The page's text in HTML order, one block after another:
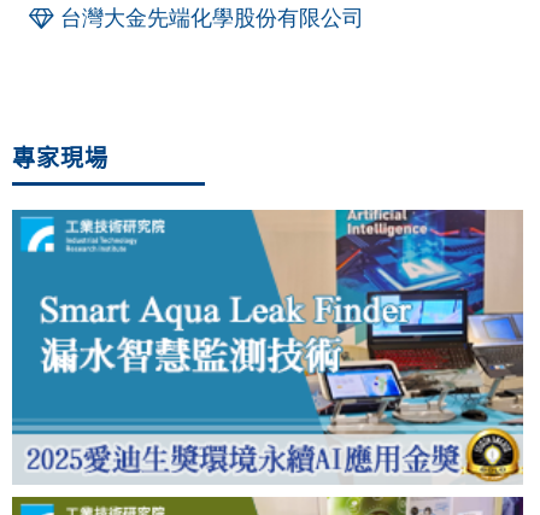
台灣大金先端化學股份有限公司
專家現場